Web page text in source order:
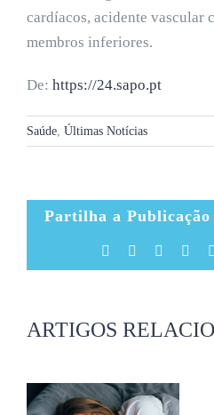
cardíacos, acidente vascular
membros inferiores.
De: https://24.sapo.pt
Saúde Últimas Notícias
Partilha a Publicação
Facebook Reddit
ARTIGOS